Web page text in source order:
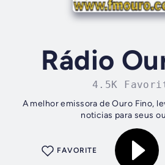
Rádio
4.5K
A melhor emissora de Ouro Fino,
noticias para seus
FAVORITE